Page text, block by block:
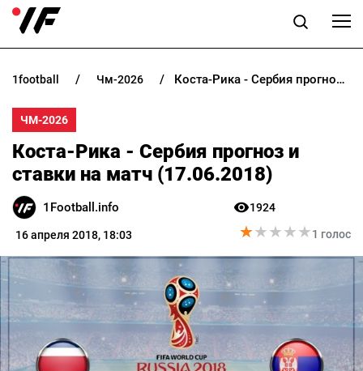
НОВОСТИ
ПРОГНОЗЫ
БУКМЕКЕРЫ
КАЗИНО
РАЗНОЕ
1football чм-2026 Коста-Рика - Сербия прогноз и ставки на матч (17.06.2018)
ЧМ-2026
Коста-Рика - Сербия прогноз и
ставки на матч (17.06.2018)
1Football.info
16 апреля 2018, 18:03
1924
★★★★★
★★★★★1 голос